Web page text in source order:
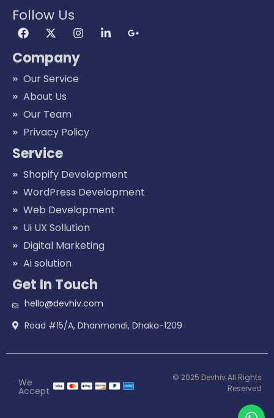
Follow Us
Company
Our Service
About Us
Our Team
Privacy Policy
Service
Shopify Development
WordPress Development
Web Development
Ui UX Sollution
Digital Marketing
Ai solution
Get In Touch
hello@devhiv.com
Road #15/A, Dhanmondi, Dhaka-1209
We
Accept
© 2025 Devhiv All Rights
Reserved